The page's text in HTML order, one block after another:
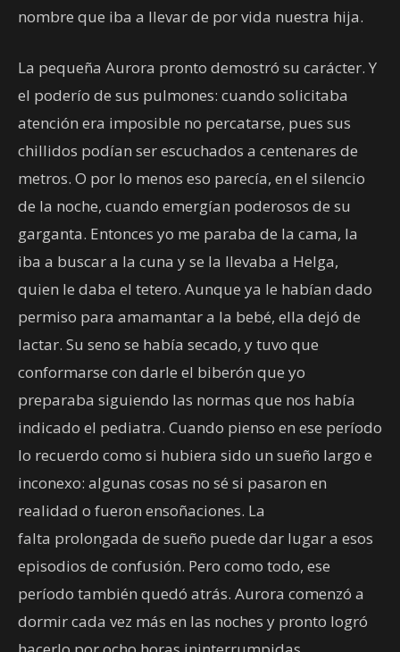
nombre que iba a llevar de por vida nuestra hija.
La pequeña Aurora pronto demostró su carácter. Y
el poderío de sus pulmones: cuando solicitaba
atención era imposible no percatarse, pues sus
chillidos podían ser escuchados a centenares de
metros. O por lo menos eso parecía, en el silencio
de la noche, cuando emergían poderosos de su
garganta. Entonces yo me paraba de la cama, la
iba a buscar a la cuna y se la llevaba a Helga,
quien le daba el tetero. Aunque ya le habían dado
permiso para amamantar a la bebé, ella dejó de
lactar. Su seno se había secado, y tuvo que
conformarse con darle el biberón que yo
preparaba siguiendo las normas que nos había
indicado el pediatra. Cuando pienso en ese período
lo recuerdo como si hubiera sido un sueño largo e
inconexo: algunas cosas no sé si pasaron en
realidad o fueron ensoñaciones. La
falta prolongada de sueño puede dar lugar a esos
episodios de confusión. Pero como todo, ese
período también quedó atrás. Aurora comenzó a
dormir cada vez más en las noches y pronto logró